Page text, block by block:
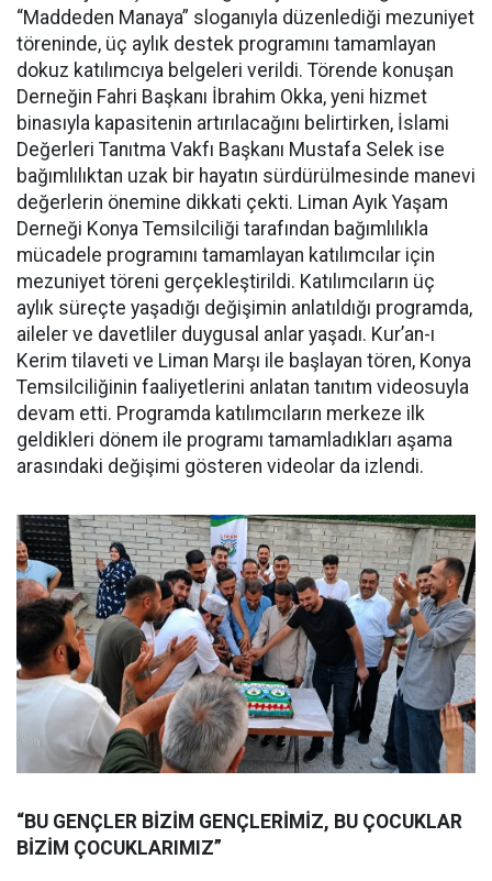
“Maddeden Manaya” sloganıyla düzenlediği mezuniyet
töreninde, üç aylık destek programını tamamlayan
dokuz katılımcıya belgeleri verildi. Törende konuşan
Derneğin Fahri Başkanı İbrahim Okka, yeni hizmet
binasıyla kapasitenin artırılacağını belirtirken, İslami
Değerleri Tanıtma Vakfı Başkanı Mustafa Selek ise
bağımlılıktan uzak bir hayatın sürdürülmesinde manevi
değerlerin önemine dikkati çekti. Liman Ayık Yaşam
Derneği Konya Temsilciliği tarafından bağımlılıkla
mücadele programını tamamlayan katılımcılar için
mezuniyet töreni gerçekleştirildi. Katılımcıların üç
aylık süreçte yaşadığı değişimin anlatıldığı programda,
aileler ve davetliler duygusal anlar yaşadı. Kur’an-ı
Kerim tilaveti ve Liman Marşı ile başlayan tören, Konya
Temsilciliğinin faaliyetlerini anlatan tanıtım videosuyla
devam etti. Programda katılımcıların merkeze ilk
geldikleri dönem ile programı tamamladıkları aşama
arasındaki değişimi gösteren videolar da izlendi.
“BU GENÇLER BİZİM GENÇLERİMİZ, BU ÇOCUKLAR
BİZİM ÇOCUKLARIMIZ”